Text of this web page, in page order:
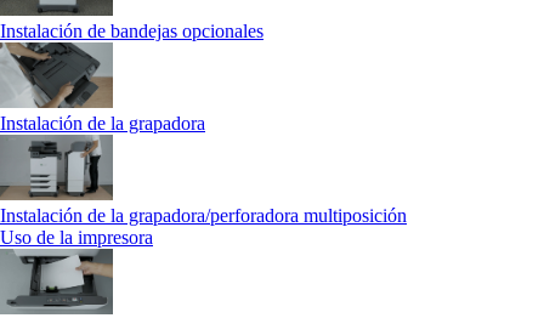
Instalación de bandejas opcionales
Instalación de la grapadora
Instalación de la grapadora/perforadora multiposición
Uso de la impresora